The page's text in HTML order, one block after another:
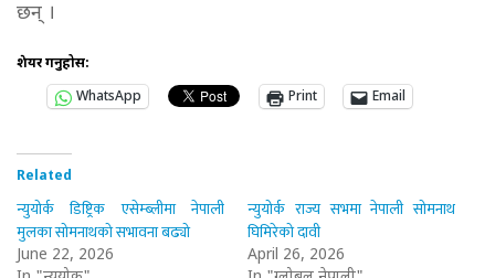
छन् ।
शेयर गर्नुहोस:
WhatsApp
Print Email
Related
न्युयोर्क डिष्ट्रिक एसेम्ब्लीमा नेपाली
मुलका सोमनाथको सभावना बढ्यो
June 22, 2026
न्युयोर्क राज्य सभमा नेपाली सोमनाथ
घिमिरेको दावी
April 26, 2026